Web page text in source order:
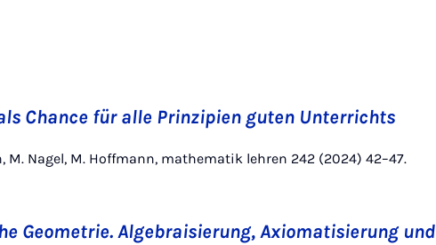
Chance für alle Prinzipien guten Unterrichts
M. Nagel, M. Hoffmann, mathematik lehren 242 (2024) 42–47.
Geometrie. Algebraisierung, Axiomatisierung und